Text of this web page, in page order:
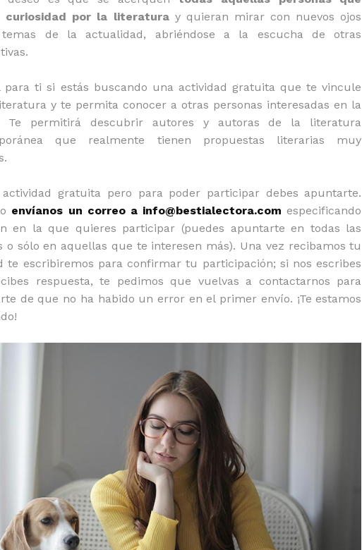
curiosidad por la literaturay quieran mirar con nuevos ojos
temas de la actualidad, abriéndose a la escucha de otras
para ti si estás buscando una actividad gratuita que te vincule
y te permita conocer a otras personas interesadas en la
Te permitirá descubrir autores y autoras de la literatura
que realmente tienen propuestas literarias muy
gratuita pero para poder participar debes apuntarte.
envíanos un correo a info@bestialectora.com especificando
en la que quieres participar (puedes apuntarte en todas las
o sólo en aquellas que te interesen más). Una vez recibamos tu
te escribiremos para confirmar tu participación; si nos escribes
respuesta, te pedimos que vuelvas a contactarnos para
de que no ha habido un error en el primer envío. ¡Te estamos